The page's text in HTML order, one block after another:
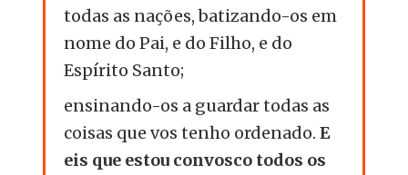
todas as nações, batizando-os em
nome do Pai, e do Filho, e do
Espírito Santo;
ensinando-os a guardar todas as
coisas que vos tenho ordenado. E
eis que estou convosco todos os